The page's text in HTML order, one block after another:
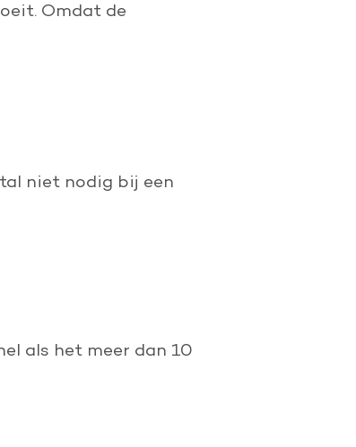
Omdat de
niet nodig bij een
als het meer dan 10